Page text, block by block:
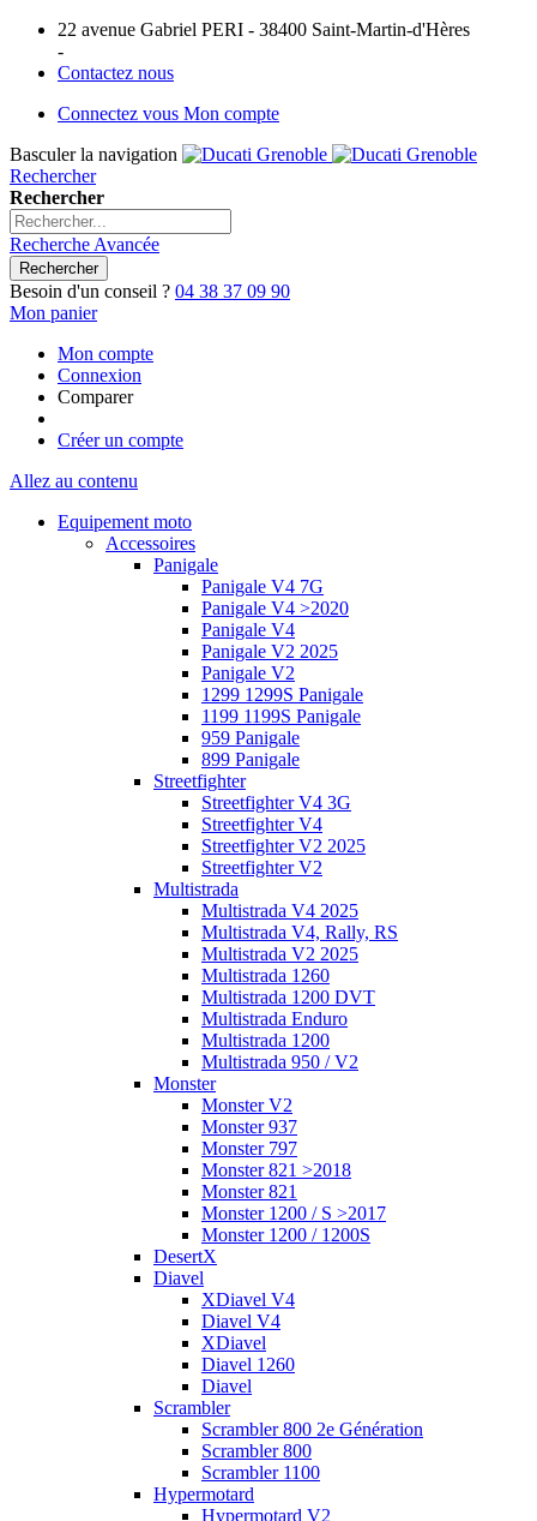
22 avenue Gabriel PERI - 38400 Saint-Martin-d'Hères
-
Contactez nous
Connectez vous Mon compte
Basculer la navigation
Rechercher
Rechercher
Recherche Avancée
Rechercher
Besoin d'un conseil ? 04 38 37 09 90
Mon panier
Mon compte
Connexion
Comparer
Créer un compte
Allez au contenu
Equipement moto
Accessoires
Panigale
Panigale V4 7G
Panigale V4 >2020
Panigale V4
Panigale V2 2025
Panigale V2
1299 1299S Panigale
1199 1199S Panigale
959 Panigale
899 Panigale
Streetfighter
Streetfighter V4 3G
Streetfighter V4
Streetfighter V2 2025
Streetfighter V2
Multistrada
Multistrada V4 2025
Multistrada V4, Rally, RS
Multistrada V2 2025
Multistrada 1260
Multistrada 1200 DVT
Multistrada Enduro
Multistrada 1200
Multistrada 950 / V2
Monster
Monster V2
Monster 937
Monster 797
Monster 821 >2018
Monster 821
Monster 1200 / S >2017
Monster 1200 / 1200S
DesertX
Diavel
XDiavel V4
Diavel V4
XDiavel
Diavel 1260
Diavel
Scrambler
Scrambler 800 2e Génération
Scrambler 800
Scrambler 1100
Hypermotard
Hypermotard V2